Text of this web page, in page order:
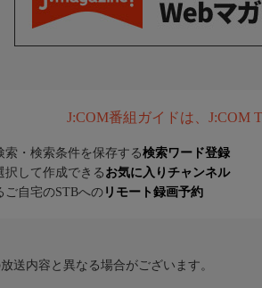
J:COM番組ガイドは、J:COM
索・検索条件を保存する検索ワード登録
択して作成できるお気に入りチャンネル
ご自宅のSTBへの リモート録画予約
送内容と異なる場合がございます。